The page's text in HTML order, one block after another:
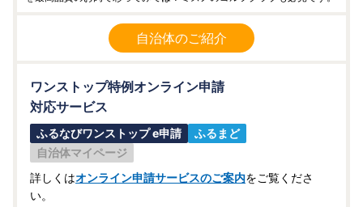
自治体のご紹介
ワンストップ特例オンライン申請
対応サービス
ふるなびワンストップ e申請
ふるまど
自治体マイページ
詳しくはオンライン申請サービスのご案内をご覧くださ
い。